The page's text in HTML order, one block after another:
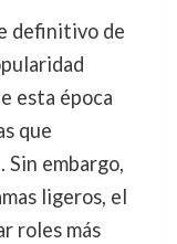
definitivo de
esta época
que
embargo,
ligeros, el
roles más